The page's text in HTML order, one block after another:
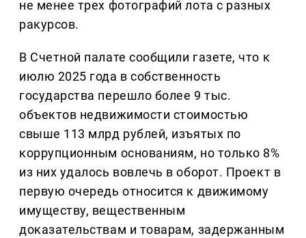
не менее трех фотографий лота с разных
ракурсов.
В Счетной палате сообщили газете, что к
июлю 2025 года в собственность
государства перешло более 9 тыс.
объектов недвижимости стоимостью
свыше 113 млрд рублей, изъятых по
коррупционным основаниям, но только 8%
из них удалось вовлечь в оборот. Проект в
первую очередь относится к движимому
имуществу, вещественным
доказательствам и товарам, задержанным